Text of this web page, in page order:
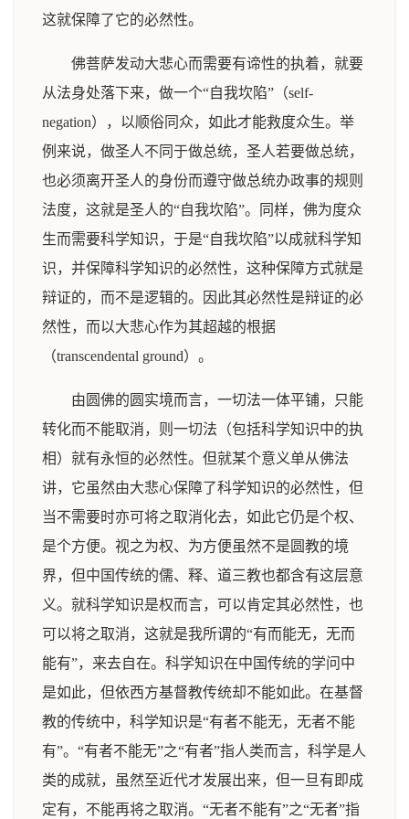
这就保障了它的必然性。
佛菩萨发动大悲心而需要有谛性的执着，就要
从法身处落下来，做一个“自我坎陷”（self-
negation），以顺俗同众，如此才能救度众生。举
例来说，做圣人不同于做总统，圣人若要做总统，
也必须离开圣人的身份而遵守做总统办政事的规则
法度，这就是圣人的“自我坎陷”。同样，佛为度众
生而需要科学知识，于是“自我坎陷”以成就科学知
识，并保障科学知识的必然性，这种保障方式就是
辩证的，而不是逻辑的。因此其必然性是辩证的必
然性，而以大悲心作为其超越的根据
（transcendental ground）。
由圆佛的圆实境而言，一切法一体平铺，只能
转化而不能取消，则一切法（包括科学知识中的执
相）就有永恒的必然性。但就某个意义单从佛法
讲，它虽然由大悲心保障了科学知识的必然性，但
当不需要时亦可将之取消化去，如此它仍是个权、
是个方便。视之为权、为方便虽然不是圆教的境
界，但中国传统的儒、释、道三教也都含有这层意
义。就科学知识是权而言，可以肯定其必然性，也
可以将之取消，这就是我所谓的“有而能无，无而
能有”，来去自在。科学知识在中国传统的学问中
是如此，但依西方基督教传统却不能如此。在基督
教的传统中，科学知识是“有者不能无，无者不能
有”。“有者不能无”之“有者”指人类而言，科学是人
类的成就，虽然至近代才发展出来，但一旦有即成
定有，不能再将之取消。“无者不能有”之“无者”指